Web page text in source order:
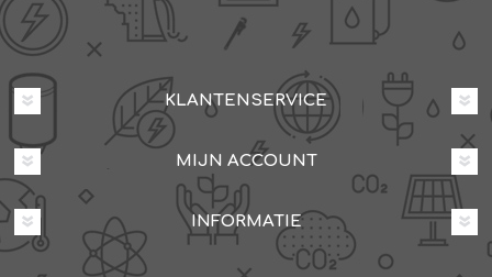
KLANTENSERVICE
MIJN ACCOUNT
INFORMATIE